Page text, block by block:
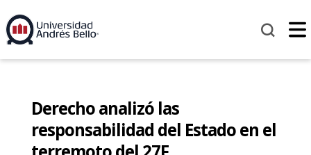
Derecho analizó las
responsabilidad del Estado en el